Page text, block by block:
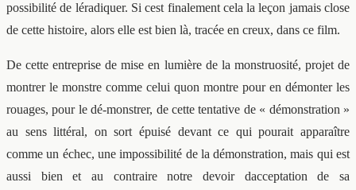
possibilité de léradiquer. Si cest finalement cela la leçon jamais close
de cette histoire, alors elle est bien là, tracée en creux, dans ce film.
De cette entreprise de mise en lumière de la monstruosité, projet de
montrer le monstre comme celui quon montre pour en démonter les
rouages, pour le dé-monstrer, de cette tentative de « démonstration »
au sens littéral, on sort épuisé devant ce qui pourait apparaître
comme un échec, une impossibilité de la démonstration, mais qui est
aussi bien et au contraire notre devoir dacceptation de sa